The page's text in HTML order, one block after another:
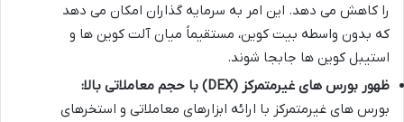
را کاهش می دهد. این امر به سرمایه گذاران امکان می دهد
که بدون واسطه بیت کوین، مستقیماً میان آلت کوین ها و
استیبل کوین ها جابجا شوند.
ظهور بورس های غیرمتمرکز (DEX) با حجم معاملاتی بالا:
بورس های غیرمتمرکز با ارائه ابزارهای معاملاتی و استخرهای